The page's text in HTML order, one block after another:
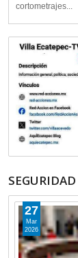
cortometrajes...
SEGURIDAD
27
Mar
2026